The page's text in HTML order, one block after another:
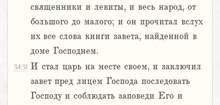
священники и левиты, и весь народ, от
большого до малого; и он прочитал вслух
их все слова книги завета, найденной в
доме Господнем.
34:31 И стал царь на месте своем, и заключил
завет пред лицем Господа последовать
Господу и соблюдать заповеди Его и